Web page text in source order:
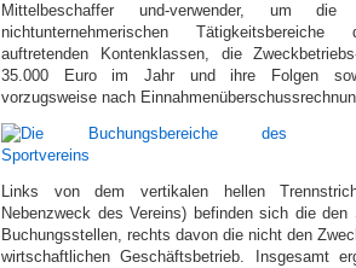
Mittelbeschaffer und-verwender, um die
nichtunternehmerischen
auftretenden Kontenklassen, die
35.000 Euro im Jahr und ihre Folgen
vorzugsweise nach
Links von dem vertikalen hellen
Nebenzweck des Vereins) befinden sich die den
Buchungsstellen, rechts davon die nicht den
wirtschaftlichen Geschäftsbetrieb. Insgesamt